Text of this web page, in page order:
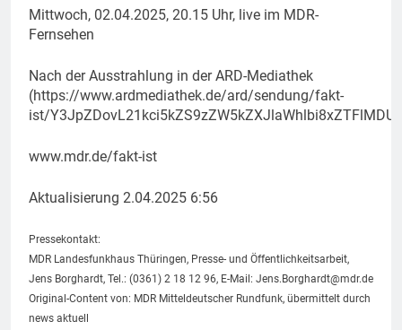
Mittwoch, 02.04.2025, 20.15 Uhr, live im MDR-
Fernsehen
Nach der Ausstrahlung in der ARD-Mediathek
(https://www.ardmediathek.de/ard/sendung/fakt-
ist/
www.mdr.de/fakt-ist
Aktualisierung 2.04.2025 6:56
Pressekontakt:
MDR Landesfunkhaus Thüringen, Presse- und Öffentlichkeitsarbeit,
Jens Borghardt, Tel.: (0361) 2 18 12 96, E-Mail: Jens.Borghardt@mdr.de
Original-Content von: MDR Mitteldeutscher Rundfunk, übermittelt durch
news aktuell